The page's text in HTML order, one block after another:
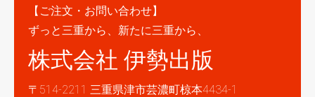
【ご注文・お問い合わせ】
ずっと三重から、新たに三重から、
株式会社 伊勢出版
〒514-2211 三重県津市芸濃町椋本4434-1